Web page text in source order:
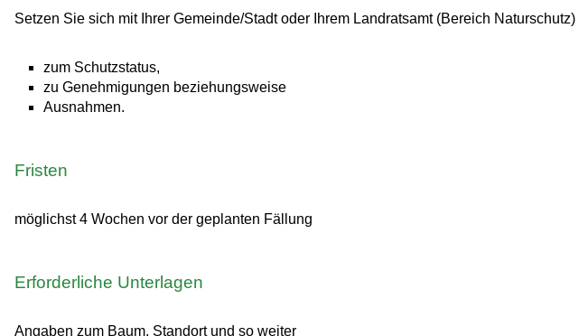
Setzen Sie sich mit Ihrer Gemeinde/Stadt oder Ihrem Landratsamt (Bereich
zum Schutzstatus,
zu Genehmigungen beziehungsweise
Ausnahmen.
Fristen
möglichst 4 Wochen vor der geplanten Fällung
Erforderliche Unterlagen
Angaben zum Baum, Standort und so weiter